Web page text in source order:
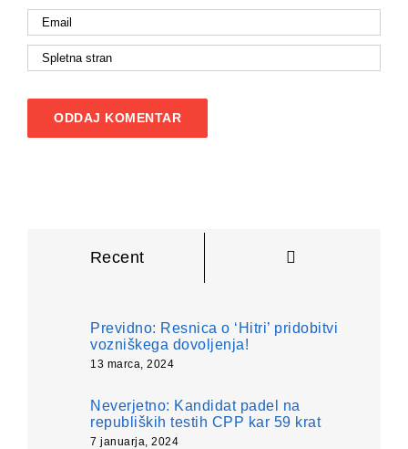
Recent
Previdno: Resnica o ‘Hitri’ pridobitvi
vozniškega dovoljenja!
13 marca, 2024
Neverjetno: Kandidat padel na
republiških testih CPP kar 59 krat
7 januarja, 2024